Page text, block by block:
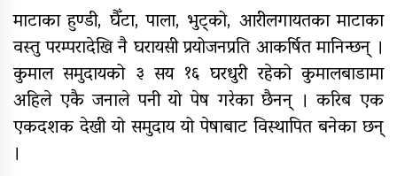
माटाका हुण्डी, घैँटा, पाला, भुट्को, आरीलगायतका माटाका
वस्तु परम्परादेखि नै घरायसी प्रयोजनप्रति आकर्षित मानिन्छन् ।
कुमाल समुदायको ३ सय १६ घरधुरी रहेको कुमालबाडामा
अहिले एकै जनाले पनी यो पेष गरेका छैनन् । करिब एक
एकदशक देखी यो समुदाय यो पेषाबाट विस्थापित बनेका छन्
।